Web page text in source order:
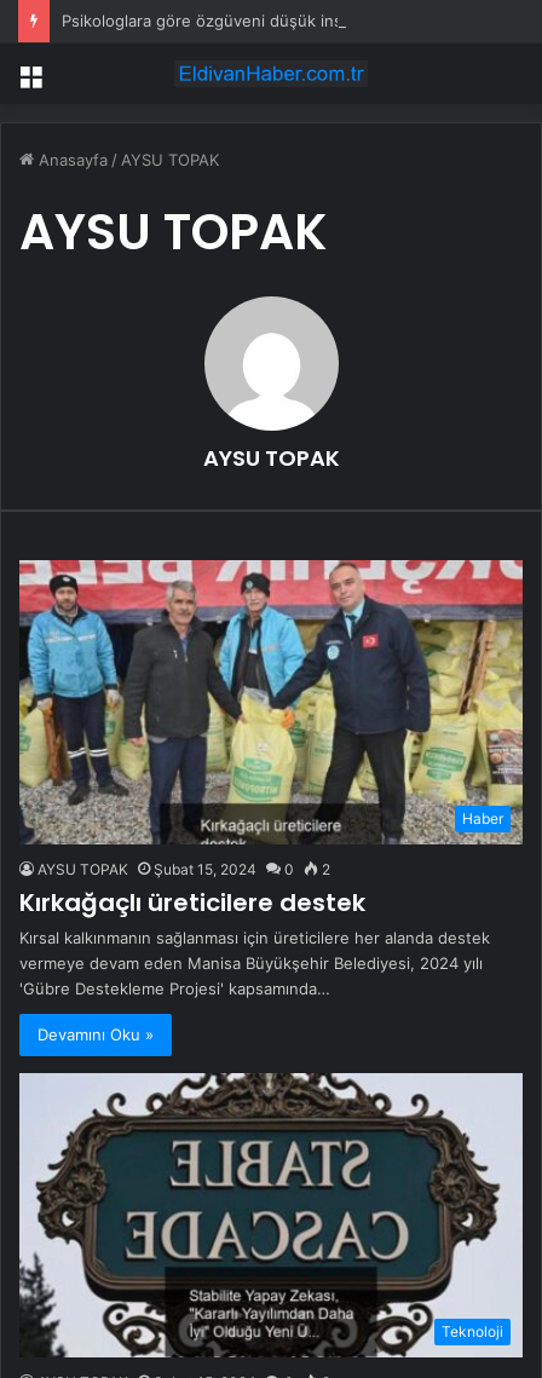
Menü
Anasayfa /AYSU TOPAK
AYSU TOPAK
AYSU TOPAK
Haber
AYSU TOPAK Şubat 15, 2024 0 2
Kırkağaçlı üreticilere destek
Kırsal kalkınmanın sağlanması için üreticilere her alanda destek
vermeye devam eden Manisa Büyükşehir Belediyesi, 2024 yılı
'Gübre Destekleme Projesi' kapsamında…
Devamını Oku »
Teknoloji